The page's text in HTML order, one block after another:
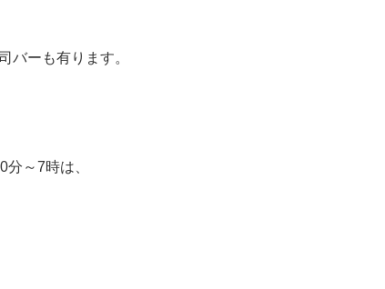
バーも有ります。
～7時は、